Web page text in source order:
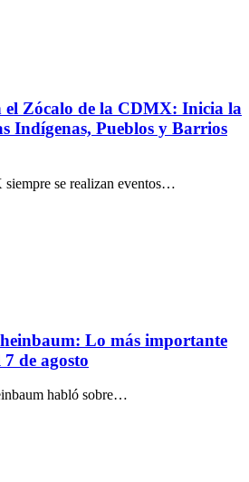
el Zócalo de la CDMX: Inicia la
Indígenas, Pueblos y Barrios
se realizan eventos…
Lo más importante
de agosto
habló sobre…